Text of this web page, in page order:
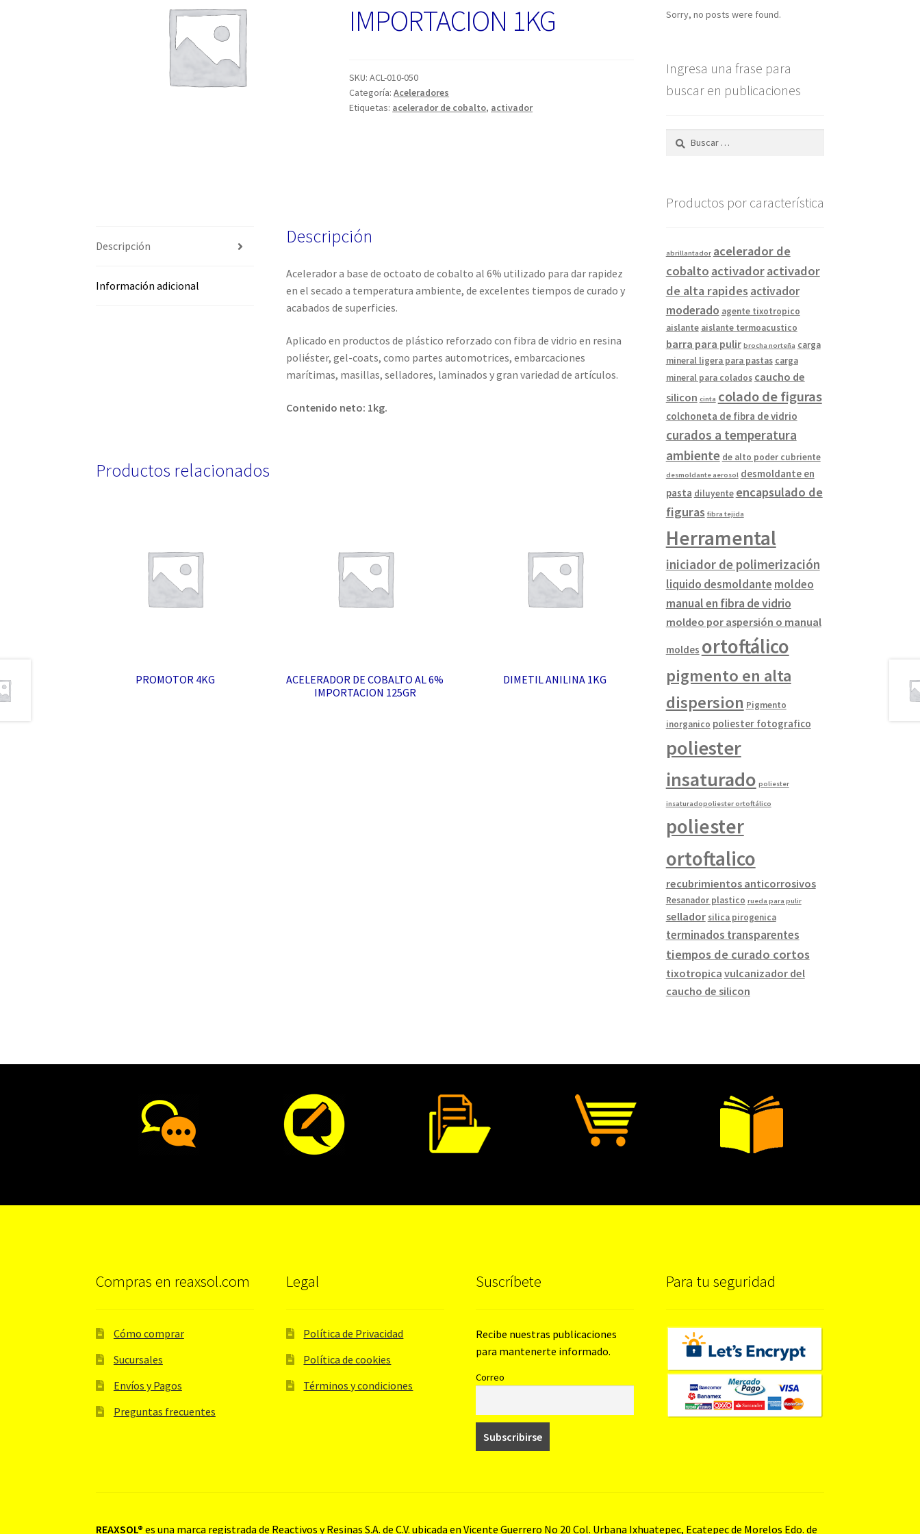
IMPORTACION 1KG
SKU:ACL-010-050
Categoría:Aceleradores
Etiquetas: acelerador de cobalto, activador
Descripción
Información adicional
Descripción
Acelerador a base de octoato de cobalto al 6% utilizado para dar rapidez
en el secado a temperatura ambiente, de excelentes tiempos de curado y
acabados de superficies.
Aplicado en productos de plástico reforzado con fibra de vidrio en resina
poliéster, gel-coats, como partes automotrices, embarcaciones
marítimas, masillas, selladores, laminados y gran variedad de artículos.
Contenido neto: 1kg.
Productos relacionados
PROMOTOR 4KG
ACELERADOR DE COBALTO AL 6%
IMPORTACION 125GR
DIMETIL ANILINA 1KG
Sorry, no posts were found.
Ingresa una frase para
buscar en publicaciones
Productos por característica
abrillantador acelerador de
cobalto activadoractivador
de alta rapides activador
moderado agente tixotropico
aislante aislante termoacustico
barra para pulir brocha norteña carga
mineral ligera para pastas carga
mineral para colados caucho de
silicon cinta colado de figuras
colchoneta de fibra de vidrio
curados a temperatura
ambiente de alto poder cubriente
desmoldante aerosol desmoldante en
pasta diluyente encapsulado de
figuras fibra tejida
Herramental
iniciador de polimerización
liquido desmoldante moldeo
manual en fibra de vidrio
moldeo por aspersión o manual
moldes ortoftálico
pigmento en alta
dispersion Pigmento
inorganico poliester fotografico
poliester
insaturado poliester
insaturadopoliester ortoftálico
poliester
ortoftalico
recubrimientos anticorrosivos
Resanador plastico rueda para pulir
sellador silica pirogenica
terminados transparentes
tiempos de curado cortos
tixotropica vulcanizador del
caucho de silicon
Compras en reaxsol.com
Cómo comprar
Sucursales
Envíos y Pagos
Preguntas frecuentes
Legal
Política de Privacidad
Política de cookies
Términos y condiciones
Suscríbete
Recibe nuestras publicaciones
para mantenerte informado.
Correo
Para tu seguridad
REAXSOL® es una marca registrada de Reactivos y Resinas S.A. de C.V. ubicada en Vicente Guerrero No 20 Col. Urbana Ixhuatepec, Ecatepec de Morelos Edo. de